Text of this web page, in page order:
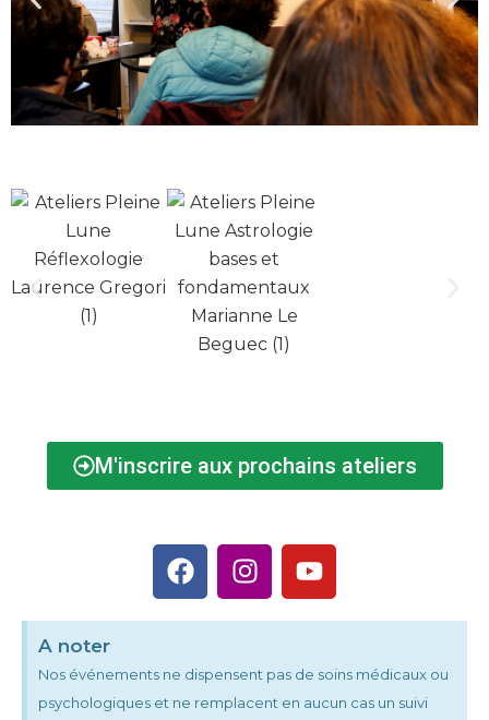
M'inscrire aux prochains ateliers
A noter
Nos événements ne dispensent pas de soins médicaux ou
psychologiques et ne remplacent en aucun cas un suivi